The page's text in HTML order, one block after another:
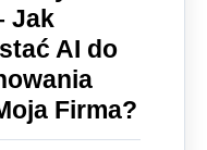
Jak
AI do
Firma?